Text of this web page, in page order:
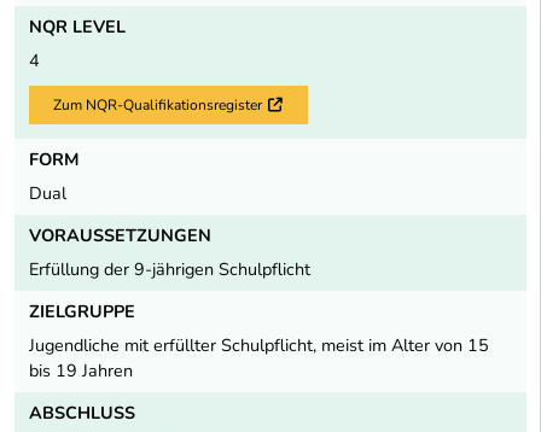
NQR LEVEL
4
Zum NQR-Qualifikationsregister Externer Link
FORM
Dual
VORAUSSETZUNGEN
Erfüllung der 9-jährigen Schulpflicht
ZIELGRUPPE
Jugendliche mit erfüllter Schulpflicht, meist im Alter von 15
bis 19 Jahren
ABSCHLUSS